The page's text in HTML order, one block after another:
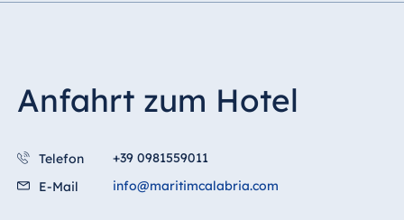
Hotel Amelia
China
Anfahrt zum Hotel
Telefon
+39 0981559011
E-Mail
info@maritimcalabria.com